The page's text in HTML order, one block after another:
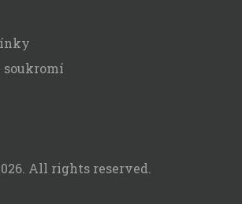
soukromí
All rights reserved.